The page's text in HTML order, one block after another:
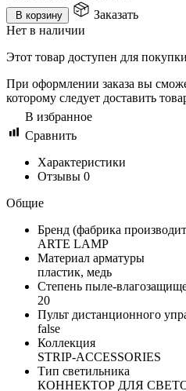
В корзину
Заказать
Нет в наличии
Этот товар доступен для
При оформлении заказа вы
которому следует доставить
В избранное
Сравнить
Характеристики
Отзывы 0
Общие
Бренд (фабрика
ARTE LAMP
Материал арматуры
пластик, медь
Степень пыле-
20
Пульт дистанционного
false
Коллекция
STRIP-ACCESSORIES
Тип светильника
КОННЕКТОР ДЛЯ